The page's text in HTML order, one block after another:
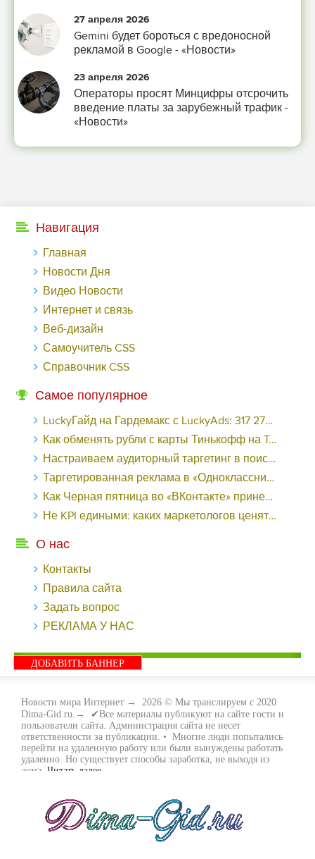
27 апреля 2026
Gemini будет бороться с вредоносной
рекламой в Google - «Новости»
23 апреля 2026
Операторы просят Минцифры отсрочить
введение платы за зарубежный трафик -
«Новости»
Навигация
Главная
Новости Дня
Видео Новости
Интернет и связь
Веб-дизайн
Самоучитель CSS
Справочник CSS
Самое популярное
LuckyГайд на Гардемакс с LuckyAds: 317 279 рублей за 10 дней - «Надо знать»
Как обменять рубли с карты Тинькофф на Tether ERC20 (USDT)?
Настраиваем аудиторный таргетинг в поисковой кампании Google Ads - «Заработок»
Таргетированная реклама в «Одноклассниках»: как ее настроить и нужно ли - «Заработок»
Как Черная пятница во «ВКонтакте» принесла магазину подарков 221 продажу по цене 38 рублей - «Заработок»
Не KPI едиными: каких маркетологов ценят - «Заработок»
О нас
Контакты
Правила сайта
Задать вопрос
РЕКЛАМА У НАС
ДОБАВИТЬ БАННЕР
Новости мира Интернет → 2026 © Мы транслируем с 2020
Dima-Gid.ru.→ ✔Все материалы публикуют на сайте гости и
пользователи сайта. Администрация сайта не несет
ответственности за публикации. • Многие люди попытались
перейти на удаленную работу или были вынуждены работать
удаленно. Но существует способы заработка, не выходя из
дома. Читать далее...
много. Все зависит только от вас, чем вы хотите заняться и, что
вам придётся по душе. Наш сайт собирает для вас всю
полезную информацию и новые виды заработка которые
появляются на просторах интернета каждый день. Просто